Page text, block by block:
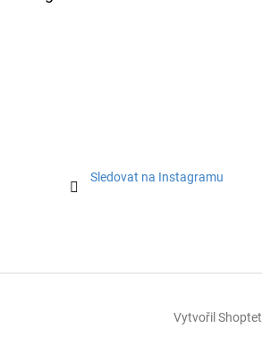
Sledovat na Instagramu
Vytvořil Shoptet